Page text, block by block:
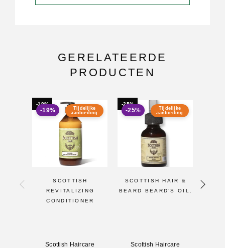
GERELATEERDE
PRODUCTEN
-19%
Tijdelijke
aanbieding
-19%
SCOTTISH
REVITALIZING
CONDITIONER
Scottish Haircare
-25%
Tijdelijke
aanbieding
-25%
SCOTTISH HAIR &
BEARD BEARD’S OIL.
Scottish Haircare